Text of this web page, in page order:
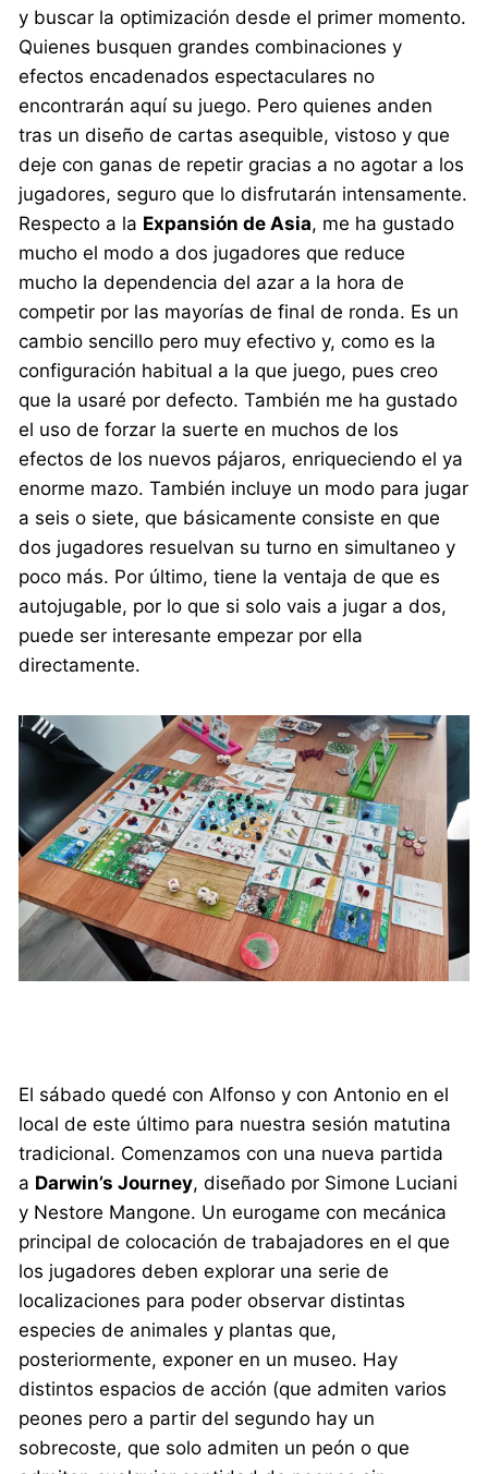
y buscar la optimización desde el primer momento.
Quienes busquen grandes combinaciones y
efectos encadenados espectaculares no
encontrarán aquí su juego. Pero quienes anden
tras un diseño de cartas asequible, vistoso y que
deje con ganas de repetir gracias a no agotar a los
jugadores, seguro que lo disfrutarán intensamente.
Respecto a la Expansión de Asia, me ha gustado
mucho el modo a dos jugadores que reduce
mucho la dependencia del azar a la hora de
competir por las mayorías de final de ronda. Es un
cambio sencillo pero muy efectivo y, como es la
configuración habitual a la que juego, pues creo
que la usaré por defecto. También me ha gustado
el uso de forzar la suerte en muchos de los
efectos de los nuevos pájaros, enriqueciendo el ya
enorme mazo. También incluye un modo para jugar
a seis o siete, que básicamente consiste en que
dos jugadores resuelvan su turno en simultaneo y
poco más. Por último, tiene la ventaja de que es
autojugable, por lo que si solo vais a jugar a dos,
puede ser interesante empezar por ella
directamente.
El sábado quedé con Alfonso y con Antonio en el
local de este último para nuestra sesión matutina
tradicional. Comenzamos con una nueva partida
a Darwin’s Journey, diseñado por Simone Luciani
y Nestore Mangone. Un eurogame con mecánica
principal de colocación de trabajadores en el que
los jugadores deben explorar una serie de
localizaciones para poder observar distintas
especies de animales y plantas que,
posteriormente, exponer en un museo. Hay
distintos espacios de acción (que admiten varios
peones pero a partir del segundo hay un
sobrecoste, que solo admiten un peón o que